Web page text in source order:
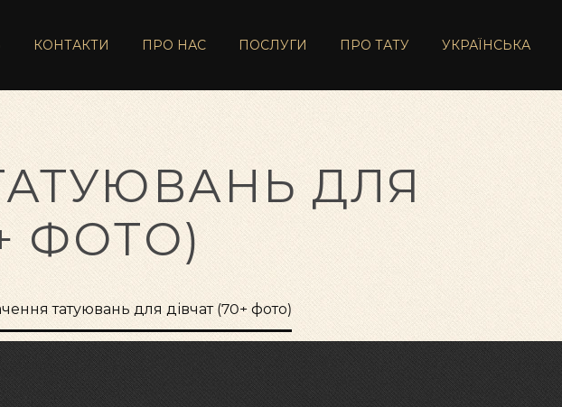
КОНТАКТИ ПРО НАС ПОСЛУГИ ПРО ТАТУ УКРАЇНСЬКА
ДЛЯ
ФОТО)
татуювань для дівчат (70+ фото)